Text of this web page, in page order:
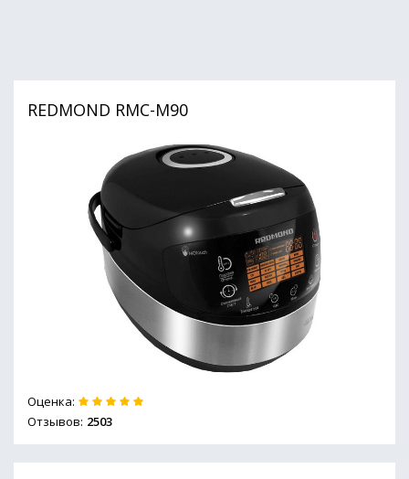
REDMOND RMC-M90
Оценка:
Отзывов: 2503